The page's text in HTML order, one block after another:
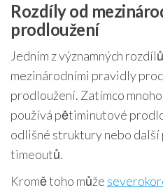
Rozdíly od
prodloužení
Jedním z významných
mezinárodními pravidly
prodloužení. Zatímco
používá pětiminutové
odlišné struktury nebo
timeoutů.
Kromě toho může